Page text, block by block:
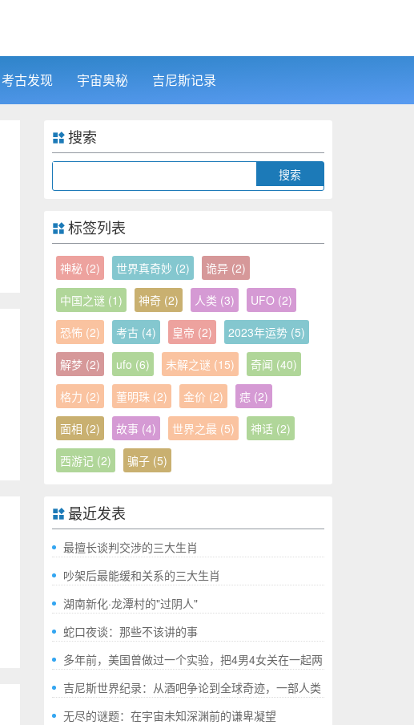
考古发现 宇宙奥秘 吉尼斯记录
搜索
标签列表
神秘 (2) 世界真奇妙 (2) 诡异 (2)
中国之谜 (1) 神奇 (2) 人类 (3) UFO (2)
恐怖 (2) 考古 (4) 皇帝 (2) 2023年运势 (5)
解梦 (2) ufo (6) 未解之谜 (15) 奇闻 (40)
格力 (2) 董明珠 (2) 金价 (2) 痣 (2)
面相 (2) 故事 (4) 世界之最 (5) 神话 (2)
西游记 (2) 骗子 (5)
最近发表
最擅长谈判交涉的三大生肖
吵架后最能缓和关系的三大生肖
湖南新化·龙潭村的"过阴人"
蛇口夜谈：那些不该讲的事
多年前，美国曾做过一个实验，把4男4女关在一起两
年，结果如何?
吉尼斯世界纪录：从酒吧争论到全球奇迹，一部人类
成就的“极限”百科全书
无尽的谜题：在宇宙未知深渊前的谦卑凝望